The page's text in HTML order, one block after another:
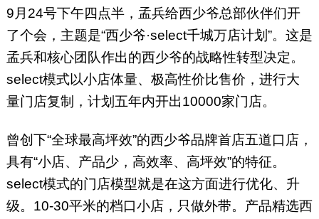
9月24号下午四点半，孟兵给西少爷总部伙伴们开
了个会，主题是“西少爷·select千城万店计划”。这是
孟兵和核心团队作出的西少爷的战略性转型决定。
select模式以小店体量、极高性价比售价，进行大
量门店复制，计划五年内开出10000家门店。
曾创下“全球最高坪效”的西少爷品牌首店五道口店，
具有“小店、产品少，高效率、高坪效”的特征。
select模式的门店模型就是在这方面进行优化、升
级。10-30平米的档口小店，只做外带。产品精选西